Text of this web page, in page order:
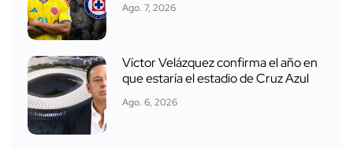
Ago. 7, 2026
Víctor Velázquez confirma el año en
que estaría el estadio de Cruz Azul
Ago. 6, 2026